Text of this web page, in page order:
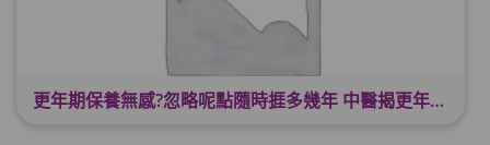
更年期保養無感?忽略呢點隨時捱多幾年 中醫揭更年保養關鍵 輕鬆舒適渡過更年期